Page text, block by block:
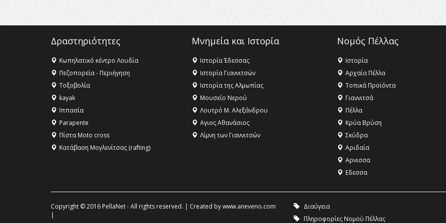
Δραστηριότητες
Κωπηλατικό κέντρο Λουδία
Πεζοπορεία - Περιήγηση
Τοξοβολία
kayak
Ιππασία
Parapente
Πίστα Moto cross
Κατάβαση Μογλενίτσας (rafting)
Μνημεία και Ιστορία
Ιστορία Έδεσσας
Ιστορία Γιαννιτσών
Ιστορία της Αλμωπίας
Μουσείο Νερού
Λουτρό Μ. Αλεξάνδρου
Αγιος Αθανάσιος
Λίμνη των Γιαννιτσών
Νομός Πέλλας
Ιστορία
Αρχαία Πέλλα
Τοπικά Προϊόντα
Γιαννιτσά
Πέλλα
Κρύα Βρύση
Σκύδρα
Αριδαία
Aρνισσα
Eδεσσα
Copyright © 2016 PellaNet - All rights reserved. | Created bywww.aneveno.com
|
Διαύγεια
Πληροφορίες Νομού Πέλλας